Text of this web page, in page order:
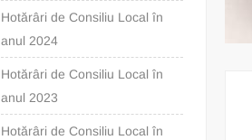
Hotărâri de Consiliu Local în
anul 2024
Hotărâri de Consiliu Local în
anul 2023
Hotărâri de Consiliu Local în